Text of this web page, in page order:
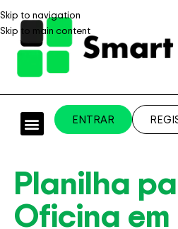
Skip to navigation
Skip to main content
ENTRAR
Planilha
Oficina